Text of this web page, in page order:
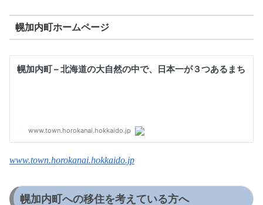
幌加内町ホームページ
www.town.horokanai.hokkaido.jp
幌加内町への移住を考えている方へ